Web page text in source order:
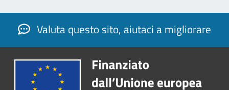
Valuta questo sito, aiutaci a migliorare